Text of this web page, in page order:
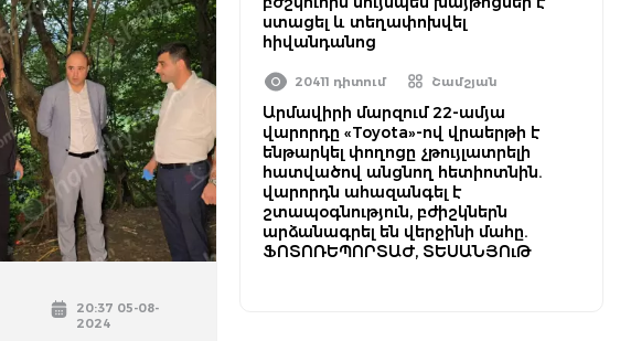
20:37 05-08-
2024
ստացել և տեղափոխվել
հիվանդանոց
20411 դիտում Շամշյան
Արմավիրի մարզում 22-ամյա
վարորդը «Toyota»-ով վրաերթի է
ենթարկել փողոցը չթույլատրելի
հատվածով անցնող հետիոտնին.
վարորդն ահազանգել է
շտապօգնություն, բժիշկներն
արձանագրել են վերջինի մահը.
ՖՈՏՈՌԵՊՈՐՏԱԺ, ՏԵՍԱՆՅՈւԹ